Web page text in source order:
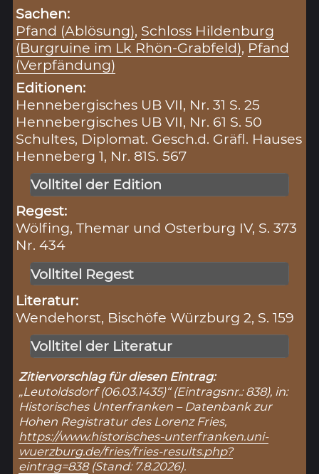
Sachen:
Pfand (Ablösung), Schloss Hildenburg
(Burgruine im Lk Rhön-Grabfeld), Pfand
(Verpfändung)
Editionen:
Hennebergisches UB VII, Nr. 31 S. 25
Hennebergisches UB VII, Nr. 61 S. 50
Schultes, Diplomat. Gesch.d. Gräfl. Hauses
Henneberg 1, Nr. 81S. 567
Volltitel der Edition
Regest:
Wölfing, Themar und Osterburg IV, S. 373
Nr. 434
Volltitel Regest
Literatur:
Wendehorst, Bischöfe Würzburg 2, S. 159
Volltitel der Literatur
Zitiervorschlag für diesen Eintrag:
„Leutoldsdorf (06.03.1435)“ (Eintragsnr.: 838), in:
Historisches Unterfranken – Datenbank zur
Hohen Registratur des Lorenz Fries,
https://www.historisches-unterfranken.uni-
wuerzburg.de/fries/fries-results.php?
eintrag=838(Stand: 7.8.2026).